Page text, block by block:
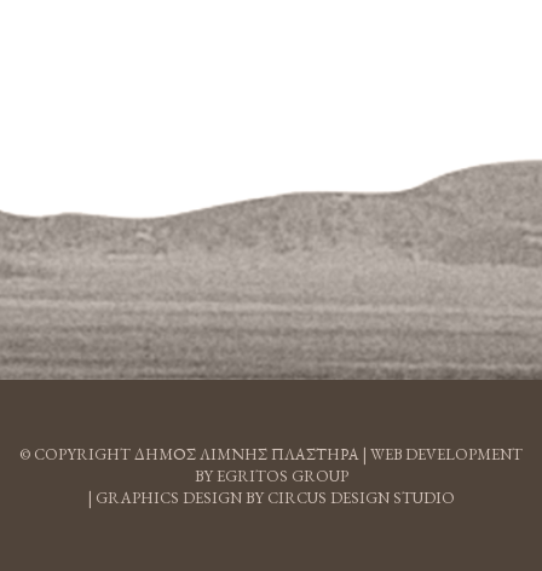
© COPYRIGHT ΔΗΜΟΣ ΛΙΜΝΗΣ ΠΛΑΣΤΗΡΑ | WEB DEVELOPMENT
BY EGRITOS GROUP
| GRAPHICS DESIGN BY CIRCUS DESIGN STUDIO